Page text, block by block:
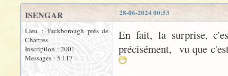
28-06-2024 00:53
ISENGAR
Lieu : Tuckborough près de
Chartres
Inscription : 2001
Messages : 5 117
En fait, la surprise,
précisément, vu que